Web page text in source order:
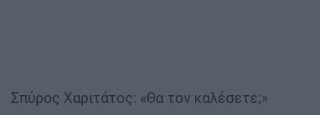
Σπύρος Χαριτάτος: «Θα τον καλέσετε;»